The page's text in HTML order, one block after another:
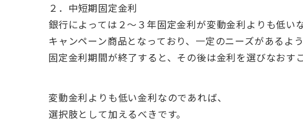
２．中短期固定金利
銀行によっては２～３年固定金利が変動金利よりも低いな
キャンペーン商品となっており、一定のニーズがあるよう
固定金利期間が終了すると、その後は金利を選びなおす
変動金利よりも低い金利なのであれば、
選択肢として加えるべきです。